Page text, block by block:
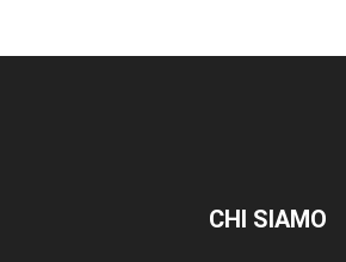
CHI SIAMO